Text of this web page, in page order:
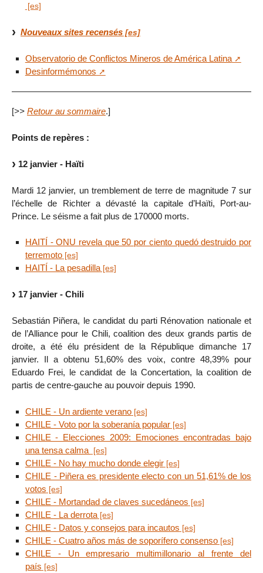
Nouveaux sites recensés
Observatorio de Conflictos Mineros de América Latina
Desinformémonos
[>> Retour au sommaire.]
Points de repères :
12 janvier - Haïti
Mardi 12 janvier, un tremblement de terre de magnitude 7 sur
l’échelle de Richter a dévasté la capitale d’Haïti, Port-au-
Prince. Le séisme a fait plus de 170000 morts.
HAITÍ - ONU revela que 50 por ciento quedó destruido por
terremoto
HAITÍ - La pesadilla
17 janvier - Chili
Sebastián Piñera, le candidat du parti Rénovation nationale et
de l’Alliance pour le Chili, coalition des deux grands partis de
droite, a été élu président de la République dimanche 17
janvier. Il a obtenu 51,60% des voix, contre 48,39% pour
Eduardo Frei, le candidat de la Concertation, la coalition de
partis de centre-gauche au pouvoir depuis 1990.
CHILE - Un ardiente verano
CHILE - Voto por la soberanía popular
CHILE - Elecciones 2009: Emociones encontradas bajo
una tensa calma
CHILE - No hay mucho donde elegir
CHILE - Piñera es presidente electo con un 51,61% de los
votos
CHILE - Mortandad de claves sucedáneos
CHILE - La derrota
CHILE - Datos y consejos para incautos
CHILE - Cuatro años más de soporífero consenso
CHILE - Un empresario multimillonario al frente del
país